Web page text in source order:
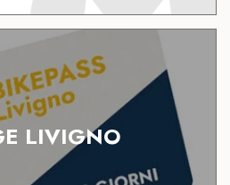
LIVIGNO